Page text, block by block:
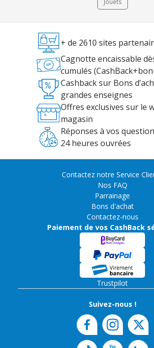
Jouets
+ de 2610 sites
Cagnotte encaissable
cumulés
Cashback sur Bons
grandes enseignes
Offres exclusives sur le
magasin
Réponses à vos
24 heures ouvrées
Contactez notre Service
Nos FAQ
Parrainage
Bons d'achat
Contactez-nous
Paiement de vos CashBack
Trustpilot
Suivez-nous !